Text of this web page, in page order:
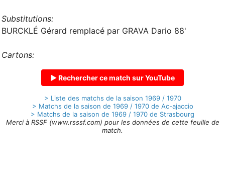
Substitutions:
BURCKLÉ Gérard remplacé par GRAVA Dario 88'
Cartons:
▶ Rechercher ce match sur YouTube
> Liste des matchs de la saison 1969 / 1970
> Matchs de la saison de 1969 / 1970 de Ac-ajaccio
> Matchs de la saison de 1969 / 1970 de Strasbourg
Merci à RSSF (www.rsssf.com) pour les données de cette feuille de
match.